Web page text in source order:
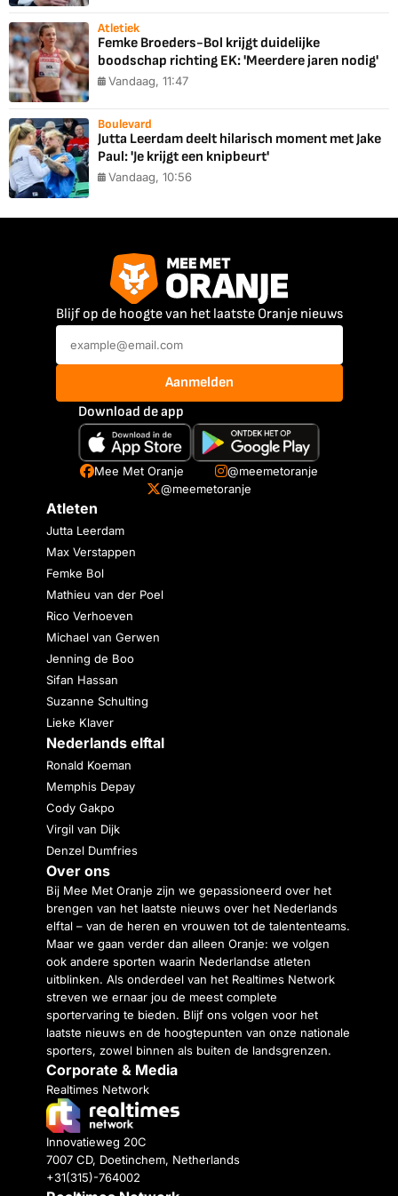
Atletiek
Femke Broeders-Bol krijgt duidelijke
boodschap richting EK: 'Meerdere jaren nodig'
Vandaag, 11:47
Boulevard
Jutta Leerdam deelt hilarisch moment met Jake
Paul: 'Je krijgt een knipbeurt'
Vandaag, 10:56
Blijf op de hoogte van het laatste Oranje nieuws
Aanmelden
Download de app
Mee Met Oranje
@meemetoranje
@meemetoranje
Atleten
Jutta Leerdam
Max Verstappen
Femke Bol
Mathieu van der Poel
Rico Verhoeven
Michael van Gerwen
Jenning de Boo
Sifan Hassan
Suzanne Schulting
Lieke Klaver
Nederlands elftal
Ronald Koeman
Memphis Depay
Cody Gakpo
Virgil van Dijk
Denzel Dumfries
Over ons
Bij Mee Met Oranje zijn we gepassioneerd over het
brengen van het laatste nieuws over het Nederlands
elftal – van de heren en vrouwen tot de talententeams.
Maar we gaan verder dan alleen Oranje: we volgen
ook andere sporten waarin Nederlandse atleten
uitblinken. Als onderdeel van het Realtimes Network
streven we ernaar jou de meest complete
sportervaring te bieden. Blijf ons volgen voor het
laatste nieuws en de hoogtepunten van onze nationale
sporters, zowel binnen als buiten de landsgrenzen.
Corporate & Media
Realtimes Network
Innovatieweg 20C
7007 CD, Doetinchem, Netherlands
+31(315)-764002